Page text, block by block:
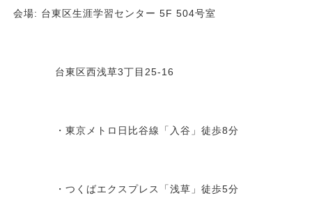
会場: 台東区生涯学習センター 5F 504号室
台東区西浅草3丁目25-16
・東京メトロ日比谷線「入谷」徒歩8分
・つくばエクスプレス「浅草」徒歩5分